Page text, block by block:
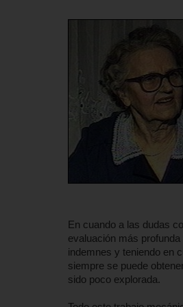
En cuando a las dudas
evaluación más
indemnes y teniendo en
siempre se puede
sido poco explorada.